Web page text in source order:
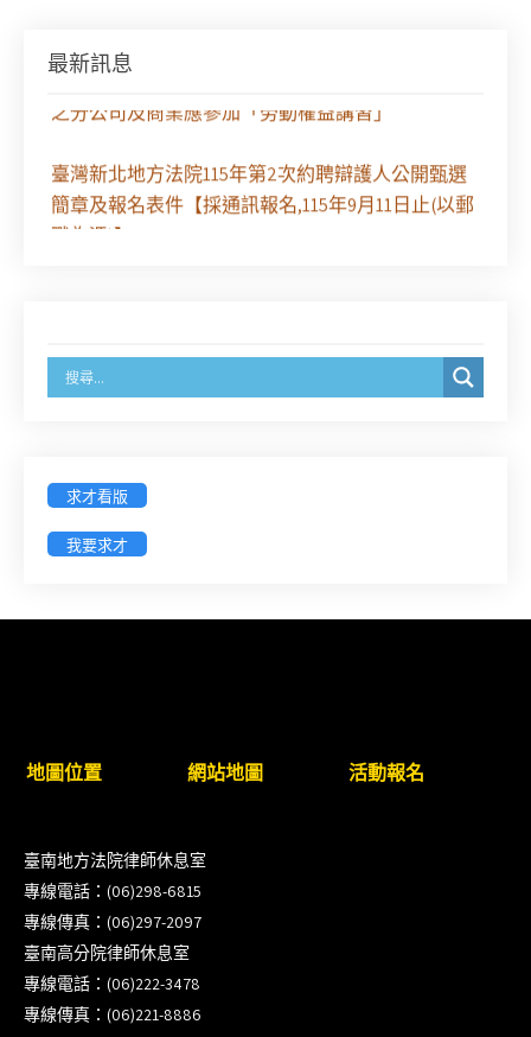
最新訊息
經濟部商業發展署函：自115年6月26日起，新設立
之分公司及商業應參加「勞動權益講習」
臺灣新北地方法院115年第2次約聘辯護人公開甄選
簡章及報名表件【採通訊報名,115年9月11日止(以郵
戳為憑)】
新竹律師公會8/21(五)舉辦「AI職場應用」進修課程
臺南高分院8/28(五)下午舉辦「家庭關係中的正當防
衛」課程(8/12前向本會報名,實體)
本會訂於115年8月15日(六)上午舉辦「使用AI如何幫
前報名，實體+線上併行)
徵詢有意願擔任程序監理人之會員(115/8/14截止)
求才看版
我要求才
地圖位置 網站地圖 活動報名
臺南地方法院律師休息室
專線電話：(06)298-6815
專線傳真：(06)297-2097
臺南高分院律師休息室
專線電話：(06)222-3478
專線傳真：(06)221-8886